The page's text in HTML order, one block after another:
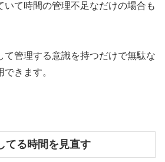
いて時間の管理不足なだけの場合も
て管理する意識を持つだけで無駄な
きます。
る時間を見直す